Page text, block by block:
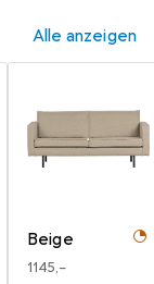
Alle anzeigen
Beige
EUR
1145,–